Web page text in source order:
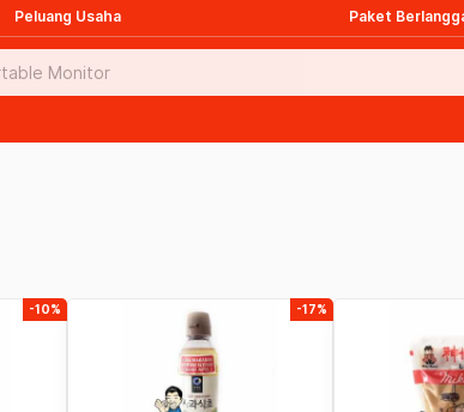
Peluang Usaha Paket
-10% -17%